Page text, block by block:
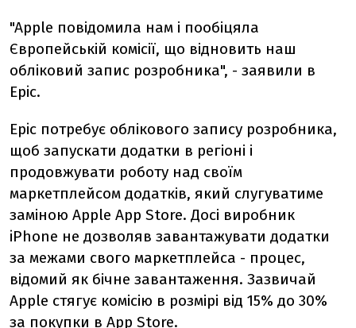
"Apple повідомила нам і пообіцяла
Європейській комісії, що відновить наш
обліковий запис розробника", - заявили в
Epic.
Epic потребує облікового запису розробника,
щоб запускати додатки в регіоні і
продовжувати роботу над своїм
маркетплейсом додатків, який слугуватиме
заміною Apple App Store. Досі виробник
iPhone не дозволяв завантажувати додатки
за межами свого маркетплейса - процес,
відомий як бічне завантаження. Зазвичай
Apple стягує комісію в розмірі від 15% до 30%
за покупки в App Store.